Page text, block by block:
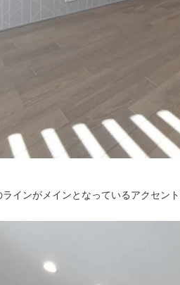
インがメインとなっているアクセ